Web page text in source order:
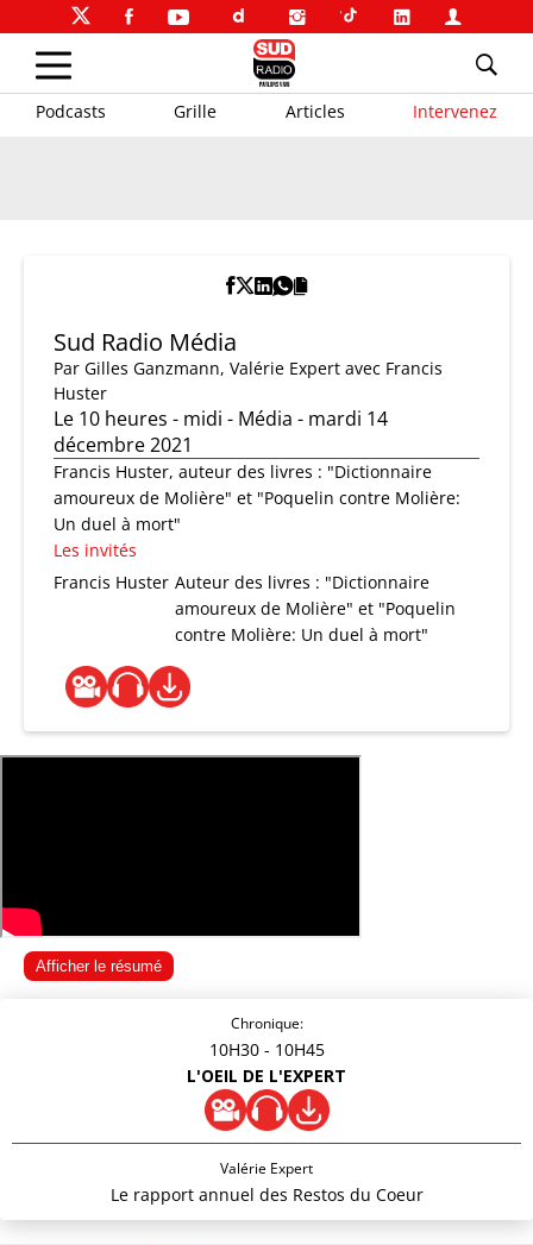
Podcasts Grille Articles Intervenez
Sud Radio Média
Par Gilles Ganzmann, Valérie Expert avec Francis
Huster
Le 10 heures - midi - Média - mardi 14
décembre 2021
Francis Huster, auteur des livres : "Dictionnaire
amoureux de Molière" et "Poquelin contre Molière:
Un duel à mort"
Les invités
Francis Huster Auteur des livres : "Dictionnaire
amoureux de Molière" et "Poquelin
contre Molière: Un duel à mort"
Afficher le résumé
Chronique:
10H30 - 10H45
L'OEIL DE L'EXPERT
Valérie Expert
Le rapport annuel des Restos du Coeur